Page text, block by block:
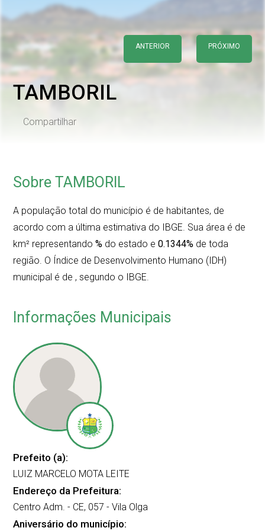
ANTERIOR PRÓXIMO
TAMBORIL
Compartilhar
Sobre TAMBORIL
A população total do município é de habitantes, de
acordo com a última estimativa do IBGE. Sua área é de
km² representando % do estado e 0.1344% de toda
região. O Índice de Desenvolvimento Humano (IDH)
municipal é de , segundo o IBGE.
Informações Municipais
Prefeito (a):
LUIZ MARCELO MOTA LEITE
Endereço da Prefeitura:
Centro Adm. - CE, 057 - Vila Olga
Aniversário do município: